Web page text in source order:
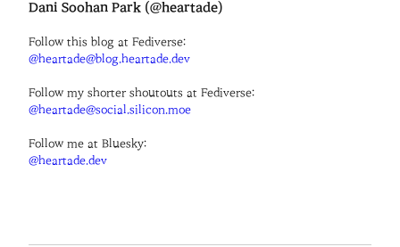
Dani Soohan Park (@heartade)
@heartade@blog.heartade.dev
@heartade@social.silicon.moe
@heartade.dev